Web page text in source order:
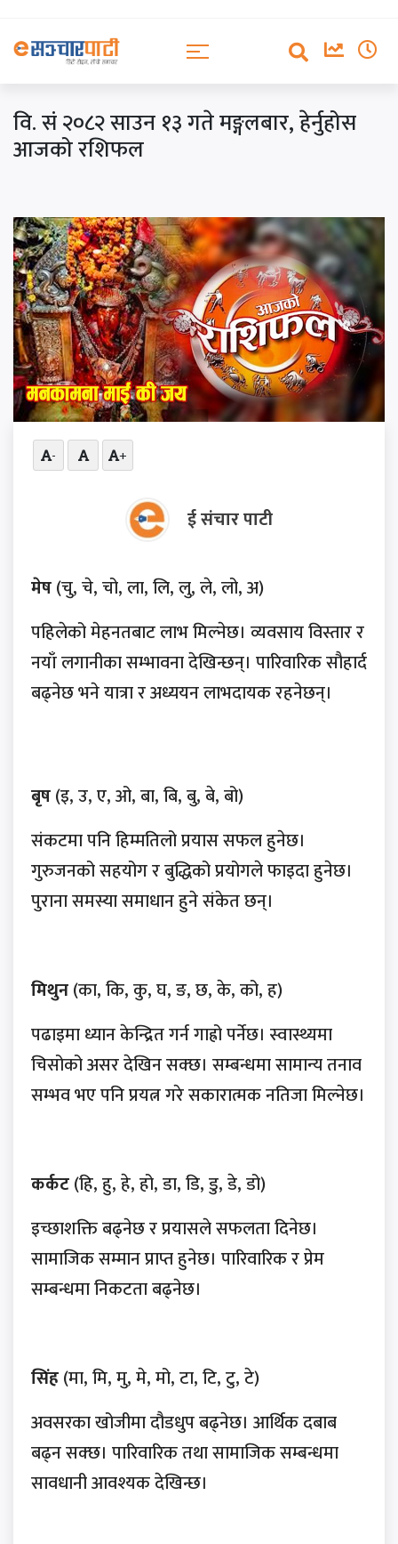
वि. सं २०८२ साउन १३ गते मङ्गलबार, हेर्नुहोस
आजको रशिफल
- +
ई संचार पाटी
मेष(चु, चे, चो, ला, लि, लु, ले, लो, अ)
पहिलेको मेहनतबाट लाभ मिल्नेछ। व्यवसाय विस्तार र
नयाँ लगानीका सम्भावना देखिन्छन्। पारिवारिक सौहार्द
बढ्नेछ भने यात्रा र अध्ययन लाभदायक रहनेछन्।
बृष(इ, उ, ए, ओ, बा, बि, बु, बे, बो)
संकटमा पनि हिम्मतिलो प्रयास सफल हुनेछ।
गुरुजनको सहयोग र बुद्धिको प्रयोगले फाइदा हुनेछ।
पुराना समस्या समाधान हुने संकेत छन्।
मिथुन(का, कि, कु, घ, ङ, छ, के, को, ह)
पढाइमा ध्यान केन्द्रित गर्न गाह्रो पर्नेछ। स्वास्थ्यमा
चिसोको असर देखिन सक्छ। सम्बन्धमा सामान्य तनाव
सम्भव भए पनि प्रयत्न गरे सकारात्मक नतिजा मिल्नेछ।
कर्कट(हि, हु, हे, हो, डा, डि, डु, डे, डो)
इच्छाशक्ति बढ्नेछ र प्रयासले सफलता दिनेछ।
सामाजिक सम्मान प्राप्त हुनेछ। पारिवारिक र प्रेम
सम्बन्धमा निकटता बढ्नेछ।
सिंह(मा, मि, मु, मे, मो, टा, टि, टु, टे)
अवसरका खोजीमा दौडधुप बढ्नेछ। आर्थिक दबाब
बढ्न सक्छ। पारिवारिक तथा सामाजिक सम्बन्धमा
सावधानी आवश्यक देखिन्छ।